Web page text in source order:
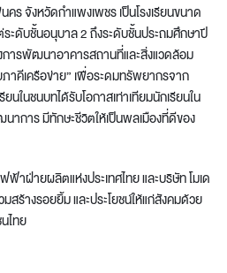
คร จังหวัดกำแพงเพชร เป็นโรงเรียนขนาด
ระดับชั้นอนุบาล 2 ถึงระดับชั้นประถมศึกษาปี
งการพัฒนาอาคารสถานที่และสิ่งแวดล้อม
าคีเครือข่าย” เพื่อระดมทรัพยากรจาก
นในชนบทได้รับโอกาสเท่าเทียมนักเรียนใน
าการ มีทักษะชีวิตให้เป็นพลเมืองที่ดีของ
าฝ่ายผลิตแห่งประเทศไทย และบริษัท โมเด
ร้างรอยยิ้ม และประโยชน์ให้แก่สังคมด้วย
ไทย